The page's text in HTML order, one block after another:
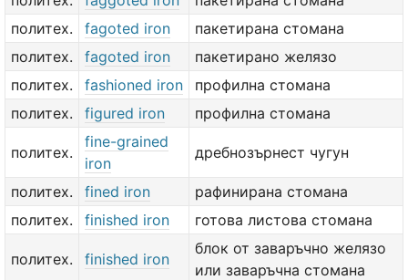
политех.
fagoted iron
пакетирана стомана
политех.
fagoted iron
пакетирано желязо
политех.
fashioned iron
профилна стомана
политех.
figured iron профилна стомана
политех.
fine-grained
iron
дребнозърнест чугун
политех. fined iron
рафинирана стомана
политех.
finished iron готова листова стомана
политех. finished iron
блок от заваръчно желязо
или заваръчна стомана